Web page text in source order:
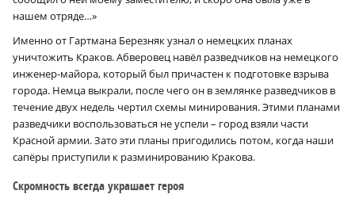
нашем отряде…»
Именно от Гартмана Березняк узнал о немецких планах
уничтожить Краков. Абверовец навёл разведчиков на немецкого
инженер-майора, который был причастен к подготовке взрыва
города. Немца выкрали, после чего он в землянке разведчиков в
течение двух недель чертил схемы минирования. Этими планами
разведчики воспользоваться не успели – город взяли части
Красной армии. Зато эти планы пригодились потом, когда наши
сапёры приступили к разминированию Кракова.
Скромность всегда украшает героя